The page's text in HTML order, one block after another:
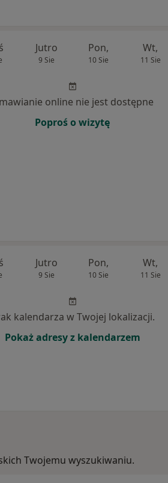
Jutro
9 Sie
Pon,
10 Sie
Wt,
11 Sie
online nie jest dostępne
Poproś o wizytę
Jutro
9 Sie
Pon,
10 Sie
Wt,
11 Sie
kalendarza w Twojej lokalizacji.
Pokaż adresy z kalendarzem
Twojemu wyszukiwaniu.